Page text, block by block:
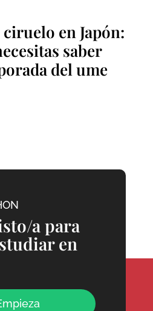
en Japón:
saber
del ume
a para
en